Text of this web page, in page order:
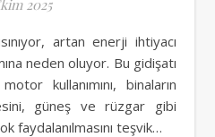
2025
neden oluyor. Bu gidişatı
kullanımını, binaların
güneş ve rüzgar gibi
faydalanılmasını teşvik…